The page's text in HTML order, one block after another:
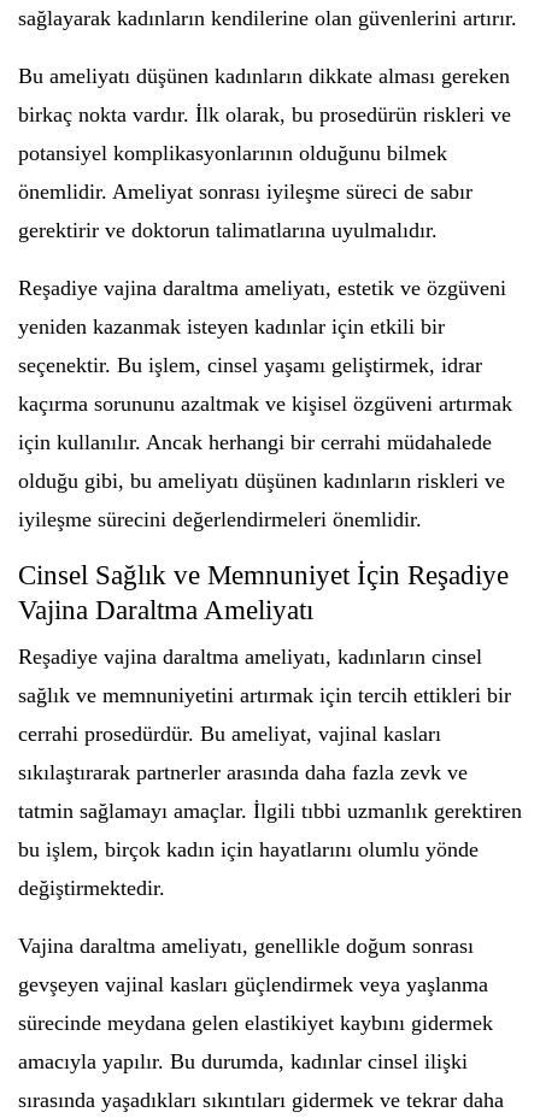
sağlayarak kadınların kendilerine olan güvenlerini artırır.
Bu ameliyatı düşünen kadınların dikkate alması gereken
birkaç nokta vardır. İlk olarak, bu prosedürün riskleri ve
potansiyel komplikasyonlarının olduğunu bilmek
önemlidir. Ameliyat sonrası iyileşme süreci de sabır
gerektirir ve doktorun talimatlarına uyulmalıdır.
Reşadiye vajina daraltma ameliyatı, estetik ve özgüveni
yeniden kazanmak isteyen kadınlar için etkili bir
seçenektir. Bu işlem, cinsel yaşamı geliştirmek, idrar
kaçırma sorununu azaltmak ve kişisel özgüveni artırmak
için kullanılır. Ancak herhangi bir cerrahi müdahalede
olduğu gibi, bu ameliyatı düşünen kadınların riskleri ve
iyileşme sürecini değerlendirmeleri önemlidir.
Cinsel Sağlık ve Memnuniyet İçin Reşadiye
Vajina Daraltma Ameliyatı
Reşadiye vajina daraltma ameliyatı, kadınların cinsel
sağlık ve memnuniyetini artırmak için tercih ettikleri bir
cerrahi prosedürdür. Bu ameliyat, vajinal kasları
sıkılaştırarak partnerler arasında daha fazla zevk ve
tatmin sağlamayı amaçlar. İlgili tıbbi uzmanlık gerektiren
bu işlem, birçok kadın için hayatlarını olumlu yönde
değiştirmektedir.
Vajina daraltma ameliyatı, genellikle doğum sonrası
gevşeyen vajinal kasları güçlendirmek veya yaşlanma
sürecinde meydana gelen elastikiyet kaybını gidermek
amacıyla yapılır. Bu durumda, kadınlar cinsel ilişki
sırasında yaşadıkları sıkıntıları gidermek ve tekrar daha